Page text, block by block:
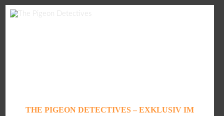
THE PIGEON DETECTIVES – EXKLUSIV IM